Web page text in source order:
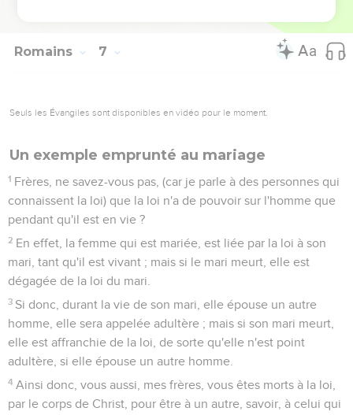
Romains 7
Seuls les Évangiles sont disponibles en vidéo pour le moment.
Un exemple emprunté au mariage
1 Frères, ne savez-vous pas, (car je parle à des personnes qui
connaissent la loi) que la loi n'a de pouvoir sur l'homme que
pendant qu'il est en vie ?
2 En effet, la femme qui est mariée, est liée par la loi à son
mari, tant qu'il est vivant ; mais si le mari meurt, elle est
dégagée de la loi du mari.
3 Si donc, durant la vie de son mari, elle épouse un autre
homme, elle sera appelée adultère ; mais si son mari meurt,
elle est affranchie de la loi, de sorte qu'elle n'est point
adultère, si elle épouse un autre homme.
4 Ainsi donc, vous aussi, mes frères, vous êtes morts à la loi,
par le corps de Christ, pour être à un autre, savoir, à celui qui